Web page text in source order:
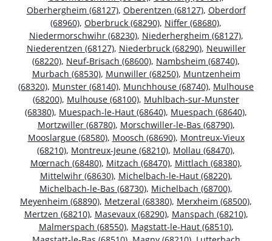
Oberhergheim (68127), Oberentzen (68127), Oberdorf
(68960), Oberbruck (68290), Niffer (68680),
Niedermorschwihr (68230), Niederhergheim (68127),
Niederentzen (68127), Niederbruck (68290), Neuwiller
(68220), Neuf-Brisach (68600), Nambsheim (68740),
Murbach (68530), Munwiller (68250), Muntzenheim
(68320), Munster (68140), Munchhouse (68740), Mulhouse
(68200), Mulhouse (68100), Muhlbach-sur-Munster
(68380), Muespach-le-Haut (68640), Muespach (68640),
Mortzwiller (68780), Morschwiller-le-Bas (68790),
Mooslargue (68580), Moosch (68690), Montreux-Vieux
(68210), Montreux-Jeune (68210), Mollau (68470),
Mœrnach (68480), Mitzach (68470), Mittlach (68380),
Mittelwihr (68630), Michelbach-le-Haut (68220),
Michelbach-le-Bas (68730), Michelbach (68700),
Meyenheim (68890), Metzeral (68380), Merxheim (68500),
Mertzen (68210), Masevaux (68290), Manspach (68210),
Malmerspach (68550), Magstatt-le-Haut (68510),